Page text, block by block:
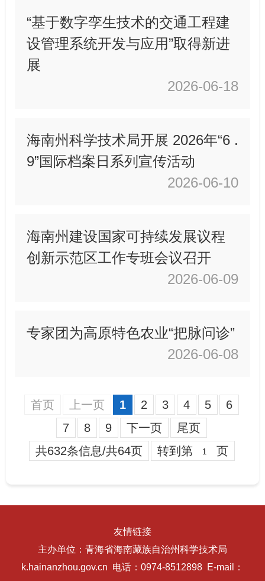
2026-06-18
“基于数字孪生技术的交通工程建
设管理系统开发与应用”取得新进
展
2026-06-10
海南州科学技术局开展 2026年“6 .
9”国际档案日系列宣传活动
2026-06-09
海南州建设国家可持续发展议程
创新示范区工作专班会议召开
2026-06-08
专家团为高原特色农业“把脉问诊”
首页 上一页 1 2 3 4 5
6
7
8 9 下一页
尾页
共632条信息/共64页
转到第 页
友情链接
主办单位：青海省海南藏族自治州科学技术局
k.hainanzhou.gov.cn 电话：0974-8512898 E-mail：